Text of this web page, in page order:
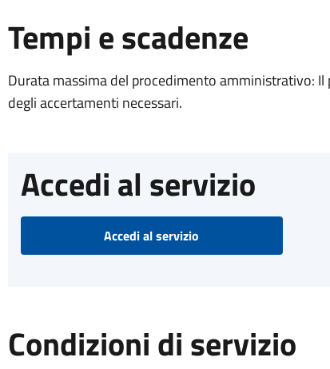
Tempi e scadenze
Durata massima del procedimento amministrativo:
degli accertamenti necessari.
Accedi al servizio
Accedi al servizio
Condizioni di servizio